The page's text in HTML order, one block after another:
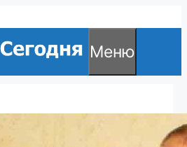
Меню